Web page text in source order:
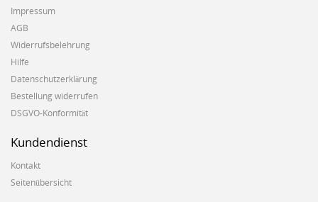
Impressum
AGB
Widerrufsbelehrung
Hilfe
Datenschutzerklärung
Bestellung widerrufen
DSGVO-Konformität
Kundendienst
Kontakt
Seitenübersicht